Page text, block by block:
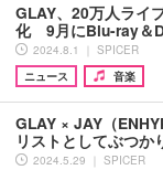
GLAY、20万人ライ
化 9月にBlu-ray＆
2024.8.1 ｜ SPICER
ニュース
音楽
GLAY × JAY（
リストとしてぶつか
2024.5.29 ｜ SPICER